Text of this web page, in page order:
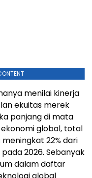
menilai kinerja
ekuitas merek
panjang di mata
global, total
22% dari
pada 2026. Sebanyak
dalam daftar
global